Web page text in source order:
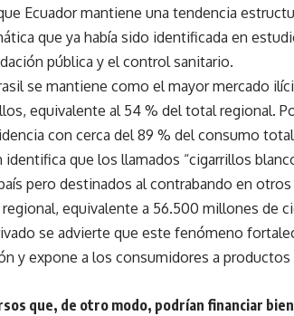
Ecuador mantiene una tendencia
que ya había sido identificada en
pública y el control sanitario.
se mantiene como el mayor mercado
equivalente al 54 % del total regional.
con cerca del 89 % del consumo
identifica que los llamados “cigarrillos
pero destinados al contrabando en
equivalente a 56.500 millones de
se advierte que este fenómeno
y expone a los consumidores a
que, de otro modo, podrían financiar